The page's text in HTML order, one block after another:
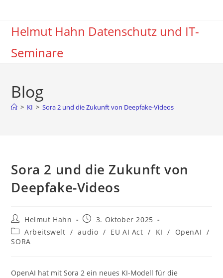
springenHelmut Hahn Datenschutz und IT-
Seminare
Blog
> KI > Sora 2 und die Zukunft von Deepfake-Videos
Sora 2 und die Zukunft von
Deepfake-Videos
Beitrags-
Autor:
Helmut Hahn
Beitrag
veröffentlicht:
3. Oktober 2025
Beitrags-
Kategorie:
Arbeitswelt / audio / EU AI Act / KI / OpenAI /
SORA
OpenAI hat mit Sora 2 ein neues KI-Modell für die